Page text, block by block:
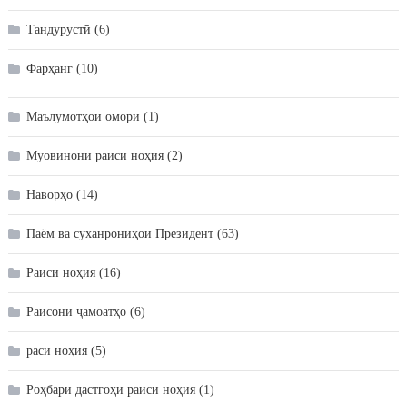
Тандурустӣ (6)
Фарҳанг(10)
Маълумотҳои оморӣ (1)
Муовинони раиси ноҳия(2)
Наворҳо(14)
Паём ва суханрониҳои Президент(63)
Раиси ноҳия(16)
Раисони ҷамоатҳо(6)
раси ноҳия(5)
Роҳбари дастгоҳи раиси ноҳия(1)